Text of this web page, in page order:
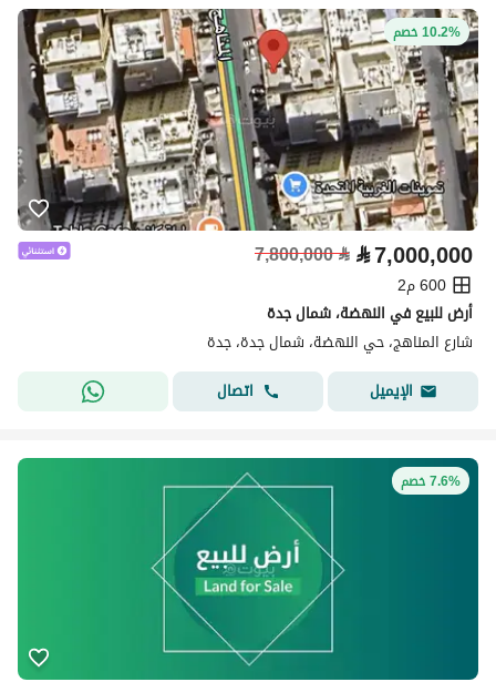
10.2% خصم
⃁7,000,000
⃁
7,800,000
600 م2
أرض للبيع في النهضة، شمال جدة
شارع المناهج، حي النهضة، شمال جدة، جدة
الإيميل
اتصال
7.6% خصم